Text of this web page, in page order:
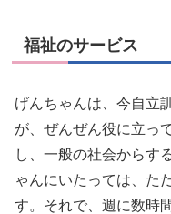
福祉のサービス
げんちゃんは、今自立
が、ぜんぜん役に立っ
し、一般の社会からす
ゃんにいたっては、た
す。それで、週に数時